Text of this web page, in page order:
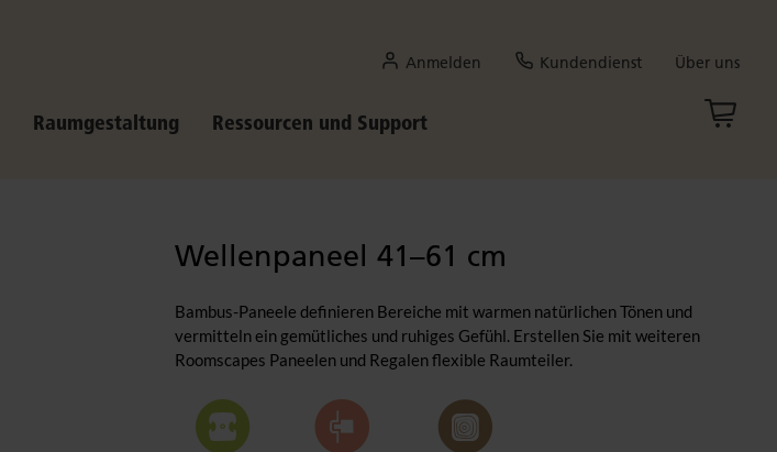
Anmelden Kundendienst Über uns
Raumgestaltung Ressourcen und Support
Wellenpaneel 41–61 cm
Bambus-Paneele definieren Bereiche mit warmen natürlichen Tönen und
vermitteln ein gemütliches und ruhiges Gefühl. Erstellen Sie mit weiteren
Roomscapes Paneelen und Regalen flexible Raumteiler.